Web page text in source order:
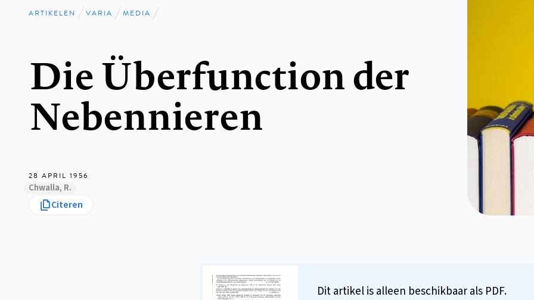
Kruimelpad
ARTIKELEN VARIA MEDIA
Die Überfunction der
Nebennieren
28 APRIL 1956
Chwalla, R.
Citeren
Dit artikel is alleen beschikbaar als PDF.